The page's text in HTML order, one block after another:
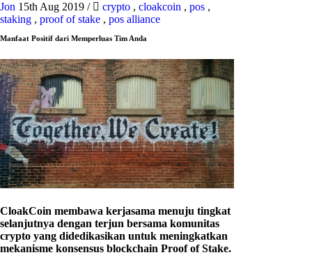
Jon 15th Aug 2019 / crypto , cloakcoin , pos ,
staking , proof of stake , pos alliance
Manfaat Positif dari Memperluas Tim Anda
CloakCoin membawa kerjasama menuju tingkat
selanjutnya dengan terjun bersama komunitas
crypto yang didedikasikan untuk meningkatkan
mekanisme konsensus blockchain Proof of Stake.